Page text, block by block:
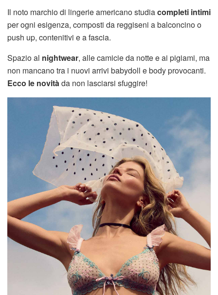
Il noto marchio di lingerie americano studiacompleti intimi
per ogni esigenza, composti da reggiseni a balconcino o
push up, contenitivi e a fascia.
Spazio al nightwear, alle camicie da notte e ai pigiami, ma
non mancano tra i nuovi arrivi babydoll e body provocanti.
Ecco le novità da non lasciarsi sfuggire!